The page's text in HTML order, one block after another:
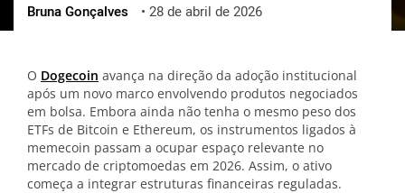
ქართული
Bruna Gonçalves • 28 de abril de 2026
O Dogecoin avança na direção da adoção institucional
após um novo marco envolvendo produtos negociados
em bolsa. Embora ainda não tenha o mesmo peso dos
ETFs de Bitcoin e Ethereum, os instrumentos ligados à
memecoin passam a ocupar espaço relevante no
mercado de criptomoedas em 2026. Assim, o ativo
começa a integrar estruturas financeiras reguladas.